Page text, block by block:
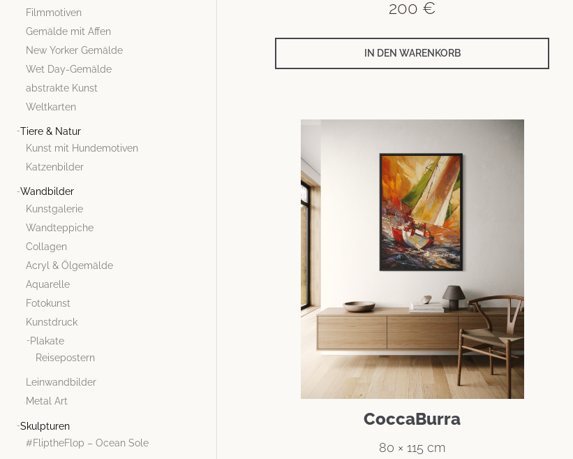
Filmmotiven
Gemälde mit Affen
New Yorker Gemälde
Wet Day-Gemälde
abstrakte Kunst
Weltkarten
Tiere & Natur
Kunst mit Hundemotiven
Katzenbilder
Wandbilder
Kunstgalerie
Wandteppiche
Collagen
Acryl & Ölgemälde
Aquarelle
Fotokunst
Kunstdruck
Plakate
Reisepostern
Leinwandbilder
Metal Art
Skulpturen
#FliptheFlop – Ocean Sole
200 €
IN DEN WARENKORB
CoccaBurra
80 × 115 cm